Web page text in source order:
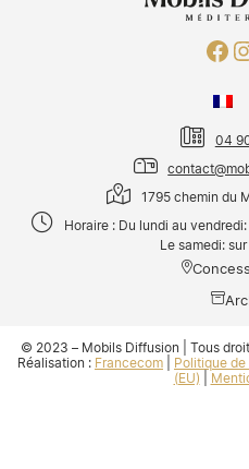
04
1795 chemin du
Horaire : Du lundi au
Le samedi:
© 2023 – Mobils Diffusion | Tous
Réalisation : Francecom Politique
(EU)